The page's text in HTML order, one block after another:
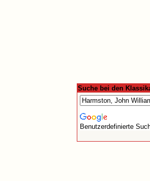
Suche bei den
Benutzerdefinierte